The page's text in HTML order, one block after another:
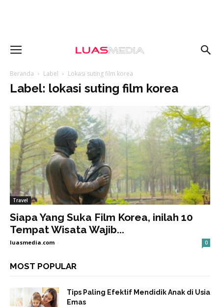
Beranda Label Lokasi suting film korea
Label: lokasi suting film korea
Travel
Siapa Yang Suka Film Korea, inilah 10
Tempat Wisata Wajib...
luasmedia.com - 0
MOST POPULAR
Tips Paling Efektif Mendidik Anak di Usia
Emas